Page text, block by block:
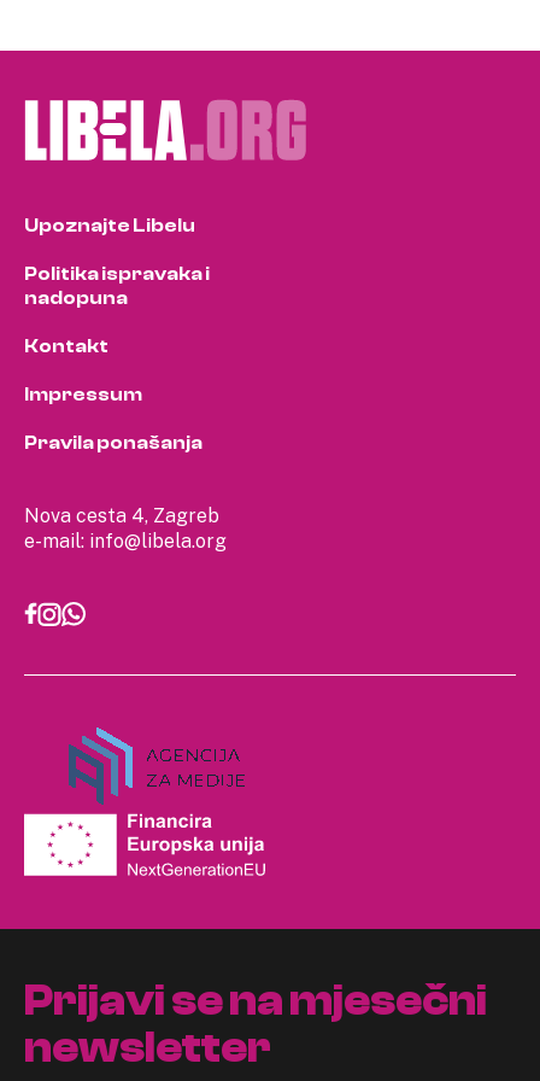
Nova cesta 4, Zagreb
e-mail: info@libela.org
Upoznajte Libelu
Politika ispravaka i
nadopuna
Kontakt
Impressum
Pravila ponašanja
Prijavi se na mjesečni
newsletter